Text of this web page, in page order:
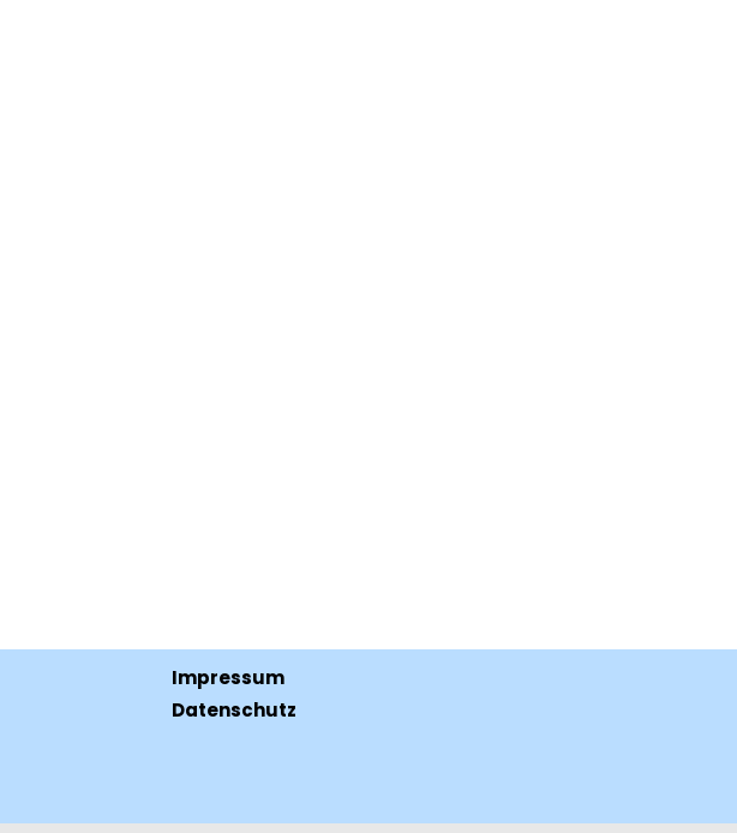
Impressum
Datenschutz